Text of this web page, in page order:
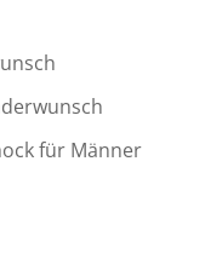
für Männer